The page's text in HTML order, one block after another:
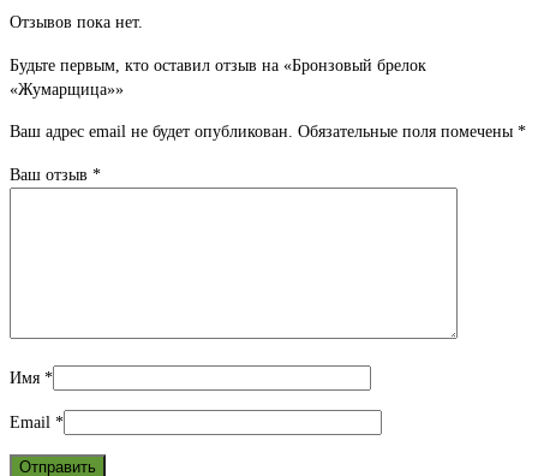
Отзывов пока нет.
Будьте первым, кто оставил отзыв на «Бронзовый брелок
«Жумарщица»»
Ваш адрес email не будет опубликован. Обязательные поля помечены *
Ваш отзыв *
Имя *
Email *